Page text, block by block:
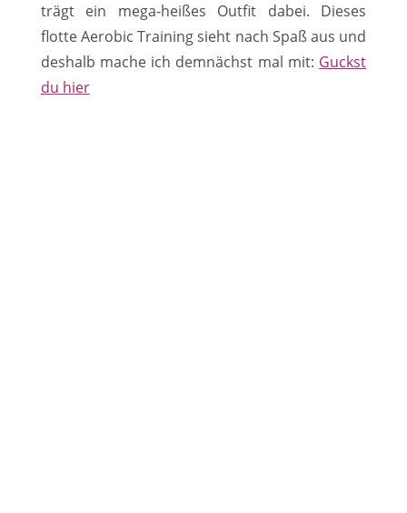
trägt ein mega-heißes Outfit dabei. Dieses
flotte Aerobic Training sieht nach Spaß aus und
deshalb mache ich demnächst mal mit: Guckst
du hier